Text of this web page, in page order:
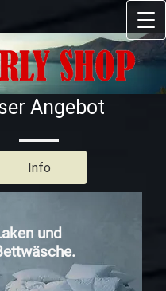
GmbH
Angebot
Info
und